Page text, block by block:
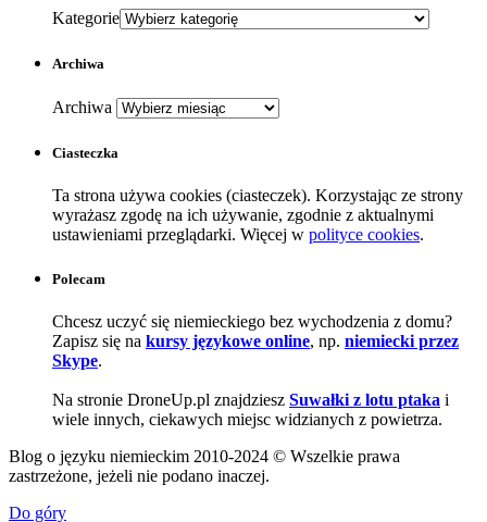
Kategorie
Archiwa
Archiwa
Ciasteczka
Ta strona używa cookies (ciasteczek). Korzystając ze strony
wyrażasz zgodę na ich używanie, zgodnie z aktualnymi
ustawieniami przeglądarki. Więcej w polityce cookies.
Polecam
Chcesz uczyć się niemieckiego bez wychodzenia z domu?
Zapisz się na kursy językowe online, np. niemiecki przez
Skype.
Na stronie DroneUp.pl znajdziesz Suwałki z lotu ptaka i
wiele innych, ciekawych miejsc widzianych z powietrza.
Blog o języku niemieckim 2010-2024 © Wszelkie prawa
zastrzeżone, jeżeli nie podano inaczej.
Do góry